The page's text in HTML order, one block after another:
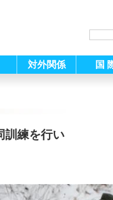
対外関係 国
訓練を行い